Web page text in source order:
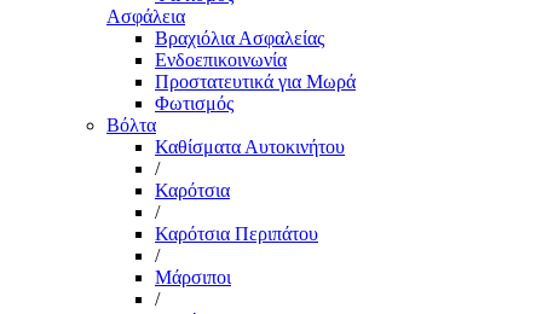
Ασφάλεια
Βραχιόλια Ασφαλείας
Ενδοεπικοινωνία
Προστατευτικά για Μωρά
Φωτισμός
Βόλτα
Καθίσματα Αυτοκινήτου
/
Καρότσια
/
Καρότσια Περιπάτου
/
Μάρσιποι
/